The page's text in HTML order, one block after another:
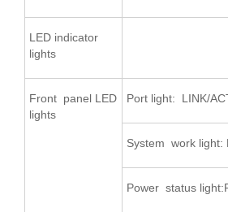
LED indicator
lights
Front panel LED
lights
Port light: LINK/
System work light:
Power status